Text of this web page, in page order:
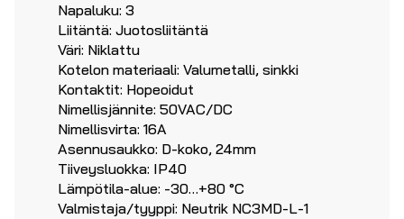
Napaluku: 3
Liitäntä: Juotosliitäntä
Väri: Niklattu
Kotelon materiaali: Valumetalli, sinkki
Kontaktit: Hopeoidut
Nimellisjännite: 50VAC/DC
Nimellisvirta: 16A
Asennusaukko: D-koko, 24mm
Tiiveysluokka: IP40
Lämpötila-alue: -30…+80 °C
Valmistaja/tyyppi: Neutrik NC3MD-L-1